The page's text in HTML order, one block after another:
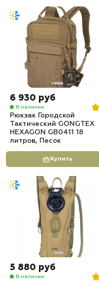
6 930 руб
В наличии
Рюкзак Городской
Тактический GONGTEX
HEXAGON GB0411 18
литров, Песок
Купить
5 880 руб
В наличии